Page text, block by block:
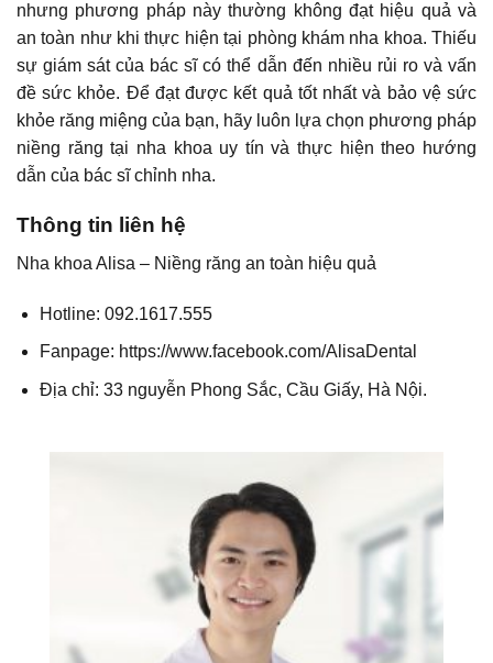
nhưng phương pháp này thường không đạt hiệu quả và
an toàn như khi thực hiện tại phòng khám nha khoa. Thiếu
sự giám sát của bác sĩ có thể dẫn đến nhiều rủi ro và vấn
đề sức khỏe. Để đạt được kết quả tốt nhất và bảo vệ sức
khỏe răng miệng của bạn, hãy luôn lựa chọn phương pháp
niềng răng tại nha khoa uy tín và thực hiện theo hướng
dẫn của bác sĩ chỉnh nha.
Thông tin liên hệ
Nha khoa Alisa – Niềng răng an toàn hiệu quả
Hotline: 092.1617.555
Fanpage: https://www.facebook.com/AlisaDental
Địa chỉ: 33 nguyễn Phong Sắc, Cầu Giấy, Hà Nội.